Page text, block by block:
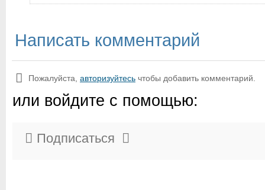
Написать комментарий
Пожалуйста, авторизуйтесь чтобы добавить комментарий.
или войдите с помощью:
Подписаться